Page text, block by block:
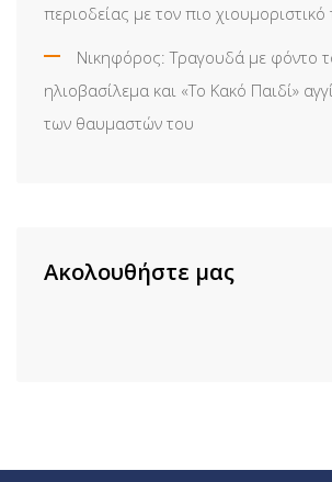
περιοδείας με τον πιο
Νικηφόρος: Τραγουδά με φόντο
ηλιοβασίλεμα και «Το Κακό Παιδί»
των θαυμαστών του
Ακολουθήστε μας